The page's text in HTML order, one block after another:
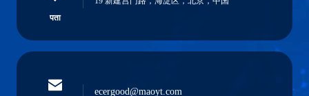
पता
ecergood@maoyt.com